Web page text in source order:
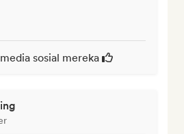
sosial mereka